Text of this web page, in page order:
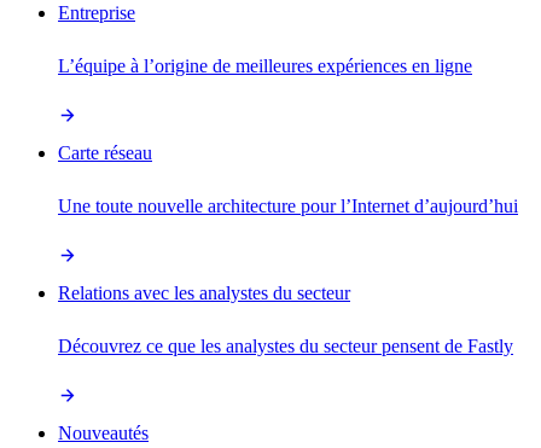
Entreprise
L’équipe à l’origine de meilleures expériences en ligne
Carte réseau
Une toute nouvelle architecture pour l’Internet d’aujourd’hui
Relations avec les analystes du secteur
Découvrez ce que les analystes du secteur pensent de Fastly
Nouveautés